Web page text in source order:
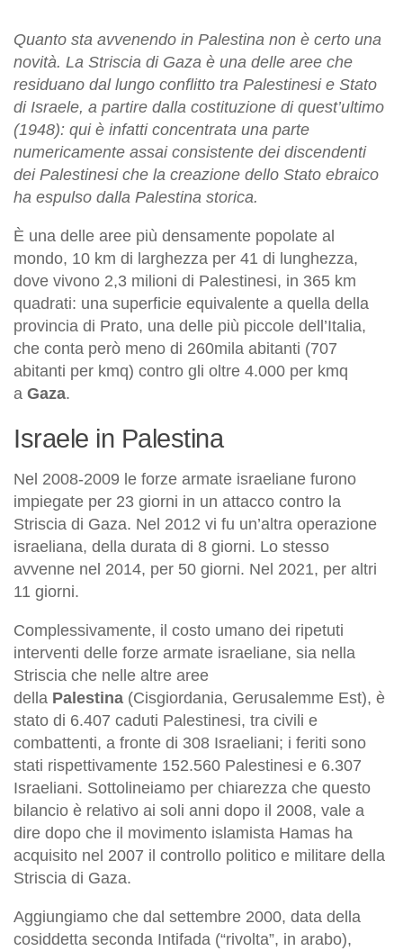
Quanto sta avvenendo in Palestina non è certo una
novità. La Striscia di Gaza è una delle aree che
residuano dal lungo conflitto tra Palestinesi e Stato
di Israele, a partire dalla costituzione di quest’ultimo
(1948): qui è infatti concentrata una parte
numericamente assai consistente dei discendenti
dei Palestinesi che la creazione dello Stato ebraico
ha espulso dalla Palestina storica.
È una delle aree più densamente popolate al
mondo, 10 km di larghezza per 41 di lunghezza,
dove vivono 2,3 milioni di Palestinesi, in 365 km
quadrati: una superficie equivalente a quella della
provincia di Prato, una delle più piccole dell’Italia,
che conta però meno di 260mila abitanti (707
abitanti per kmq) contro gli oltre 4.000 per kmq
a Gaza.
Israele in Palestina
Nel 2008-2009 le forze armate israeliane furono
impiegate per 23 giorni in un attacco contro la
Striscia di Gaza. Nel 2012 vi fu un’altra operazione
israeliana, della durata di 8 giorni. Lo stesso
avvenne nel 2014, per 50 giorni. Nel 2021, per altri
11 giorni.
Complessivamente, il costo umano dei ripetuti
interventi delle forze armate israeliane, sia nella
Striscia che nelle altre aree
della Palestina (Cisgiordania, Gerusalemme Est), è
stato di 6.407 caduti Palestinesi, tra civili e
combattenti, a fronte di 308 Israeliani; i feriti sono
stati rispettivamente 152.560 Palestinesi e 6.307
Israeliani. Sottolineiamo per chiarezza che questo
bilancio è relativo ai soli anni dopo il 2008, vale a
dire dopo che il movimento islamista Hamas ha
acquisito nel 2007 il controllo politico e militare della
Striscia di Gaza.
Aggiungiamo che dal settembre 2000, data della
cosiddetta seconda Intifada (“rivolta”, in arabo),